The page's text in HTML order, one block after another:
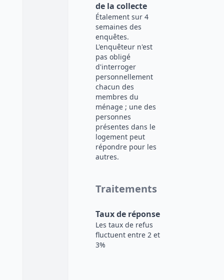
de la collecte
Étalement sur 4
semaines des
enquêtes.
L'enquêteur n'est
pas obligé
d'interroger
personnellement
chacun des
membres du
ménage ; une des
personnes
présentes dans le
logement peut
répondre pour les
autres.
Traitements
Taux de réponse
Les taux de refus
fluctuent entre 2 et
3%